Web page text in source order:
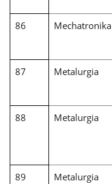
86 Mechatronika
87 Metalurgia
88 Metalurgia
89 Metalurgia